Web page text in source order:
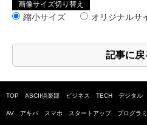
画像サイズ切り替え
縮小サイズ オリジナルサ
記事に戻
TOP ASCII倶楽部 ビジネス TECH デジタル
AV アキバ スマホ スタートアップ プログラ